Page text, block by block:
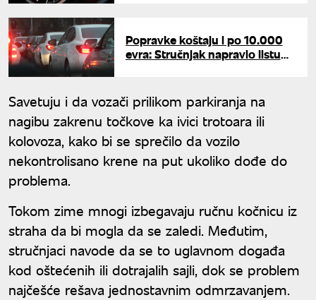
Popravke koštaju i po 10.000
evra: Stručnjak napravio listu
Savetuju i da vozači prilikom parkiranja na
nagibu zakrenu točkove ka ivici trotoara ili
kolovoza, kako bi se sprečilo da vozilo
nekontrolisano krene na put ukoliko dođe do
problema.
Tokom zime mnogi izbegavaju ručnu kočnicu iz
straha da bi mogla da se zaledi. Međutim,
stručnjaci navode da se to uglavnom događa
kod oštećenih ili dotrajalih sajli, dok se problem
najčešće rešava jednostavnim odmrzavanjem.